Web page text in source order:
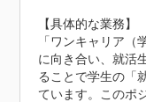
【具体的な業務】
「ワンキャリア
に向き合い、就活
ることで学生の「
ています。このポ